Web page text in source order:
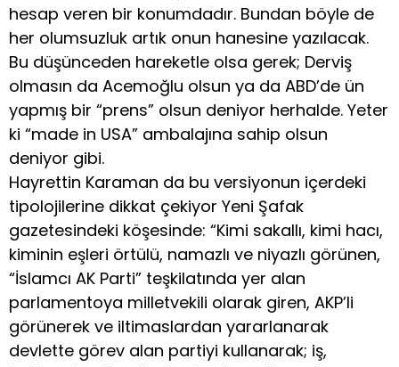
hesap veren bir konumdadır. Bundan böyle de
her olumsuzluk artık onun hanesine yazılacak.
Bu düşünceden hareketle olsa gerek; Derviş
olmasın da Acemoğlu olsun ya da ABD’de ün
yapmış bir “prens” olsun deniyor herhalde. Yeter
ki “made in USA” ambalajına sahip olsun
deniyor gibi.
Hayrettin Karaman da bu versiyonun içerdeki
tipolojilerine dikkat çekiyor Yeni Şafak
gazetesindeki köşesinde: “Kimi sakallı, kimi hacı,
kiminin eşleri örtülü, namazlı ve niyazlı görünen,
“İslamcı AK Parti” teşkilatında yer alan
parlamentoya milletvekili olarak giren, AKP’li
görünerek ve iltimaslardan yararlanarak
devlette görev alan partiyi kullanarak; iş,